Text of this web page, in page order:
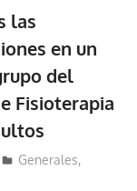
las
en un
del
Fisioterapia
Generales,